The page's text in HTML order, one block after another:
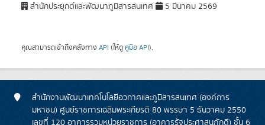
สำนักประยุกต์และพัฒนาภูมิสารสนเทศ 5 มีนาคม 2569
คุณสามารถเข้าถึงคลังทาง API (ให้ดู คู่มือ API).
สำนักงานพัฒนาเทคโนโลยีอวกาศและภูมิสารสนเทศ (องค์การ
มหาชน) ศูนย์ราชการเฉลิมพระเกียรติ 80 พรรษา 5 ธันวาคม 2550